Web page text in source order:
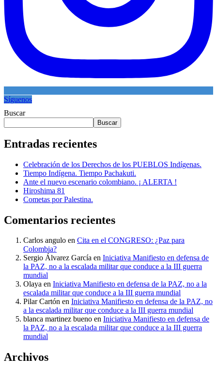
Síguenos
Buscar
Buscar
Entradas recientes
Celebración de los Derechos de los PUEBLOS Indígenas.
Tiempo Indígena. Tiempo Pachakuti.
Ante el nuevo escenario colombiano. ¡ ALERTA !
Hiroshima 81
Cometas por Palestina.
Comentarios recientes
Carlos angulo en Cita en el CONGRESO: ¿Paz para
Colombia?
Sergio Álvarez García en Iniciativa Manifiesto en defensa de
la PAZ, no a la escalada militar que conduce a la III guerra
mundial
Olaya en Iniciativa Manifiesto en defensa de la PAZ, no a la
escalada militar que conduce a la III guerra mundial
Pilar Cartón en Iniciativa Manifiesto en defensa de la PAZ, no
a la escalada militar que conduce a la III guerra mundial
blanca martinez bueno en Iniciativa Manifiesto en defensa de
la PAZ, no a la escalada militar que conduce a la III guerra
mundial
Archivos